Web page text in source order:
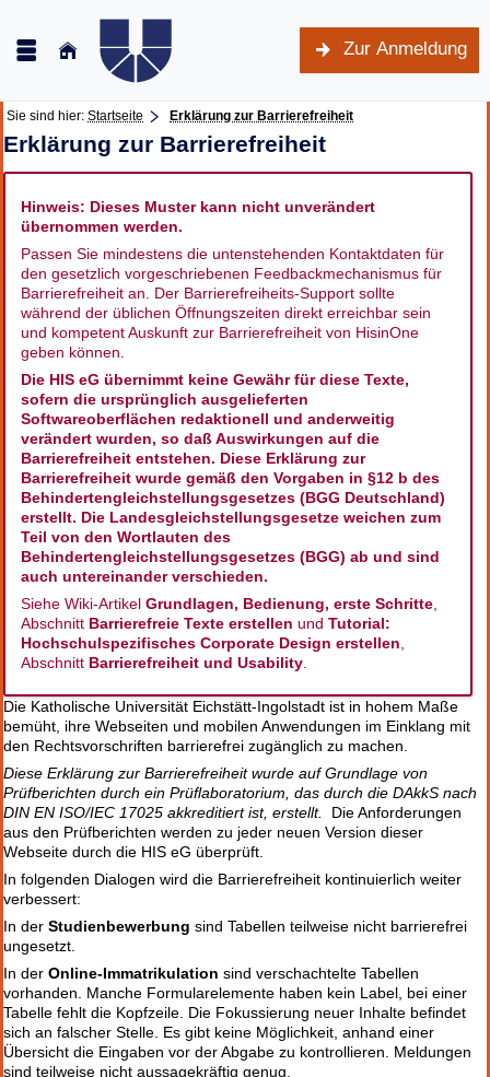
Zur Anmeldung
Sie sind hier: Startseite Erklärung zur Barrierefreiheit
Erklärung zur Barrierefreiheit
Hinweis: Dieses Muster kann nicht unverändert
übernommen werden.
Passen Sie mindestens die untenstehenden Kontaktdaten für
den gesetzlich vorgeschriebenen Feedbackmechanismus für
Barrierefreiheit an. Der Barrierefreiheits-Support sollte
während der üblichen Öffnungszeiten direkt erreichbar sein
und kompetent Auskunft zur Barrierefreiheit von HisinOne
geben können.
Die HIS eG übernimmt keine Gewähr für diese Texte,
sofern die ursprünglich ausgelieferten
Softwareoberflächen redaktionell und anderweitig
verändert wurden, so daß Auswirkungen auf die
Barrierefreiheit entstehen. Diese Erklärung zur
Barrierefreiheit wurde gemäß den Vorgaben in §12 b des
Behindertengleichstellungsgesetzes (BGG Deutschland)
erstellt. Die Landesgleichstellungsgesetze weichen zum
Teil von den Wortlauten des
Behindertengleichstellungsgesetzes (BGG) ab und sind
auch untereinander verschieden.
Siehe Wiki-Artikel Grundlagen, Bedienung, erste Schritte
Abschnitt Barrierefreie Texte erstellen und Tutorial:
Hochschulspezifisches Corporate Design erstellen
Abschnitt Barrierefreiheit und Usability
Die Katholische Universität Eichstätt-Ingolstadt ist in hohem Maße
bemüht, ihre Webseiten und mobilen Anwendungen im Einklang mit
den Rechtsvorschriften barrierefrei zugänglich zu machen.
Diese Erklärung zur Barrierefreiheit wurde auf Grundlage von
Prüfberichten durch ein Prüflaboratorium, das durch die DAkkS nach
DIN EN ISO/IEC 17025 akkreditiert ist, erstellt.
Die Anforderungen
aus den Prüfberichten werden zu jeder neuen Version dieser
Webseite durch die HIS eG überprüft.
In folgenden Dialogen wird die Barrierefreiheit kontinuierlich weiter
verbessert:
In der Studienbewerbung sind Tabellen teilweise nicht barrierefrei
ungesetzt.
In der Online-Immatrikulation sind verschachtelte Tabellen
vorhanden. Manche Formularelemente haben kein Label, bei einer
Tabelle fehlt die Kopfzeile. Die Fokussierung neuer Inhalte befindet
sich an falscher Stelle. Es gibt keine Möglichkeit, anhand einer
Übersicht die Eingaben vor der Abgabe zu kontrollieren. Meldungen
sind teilweise nicht aussagekräftig genug.